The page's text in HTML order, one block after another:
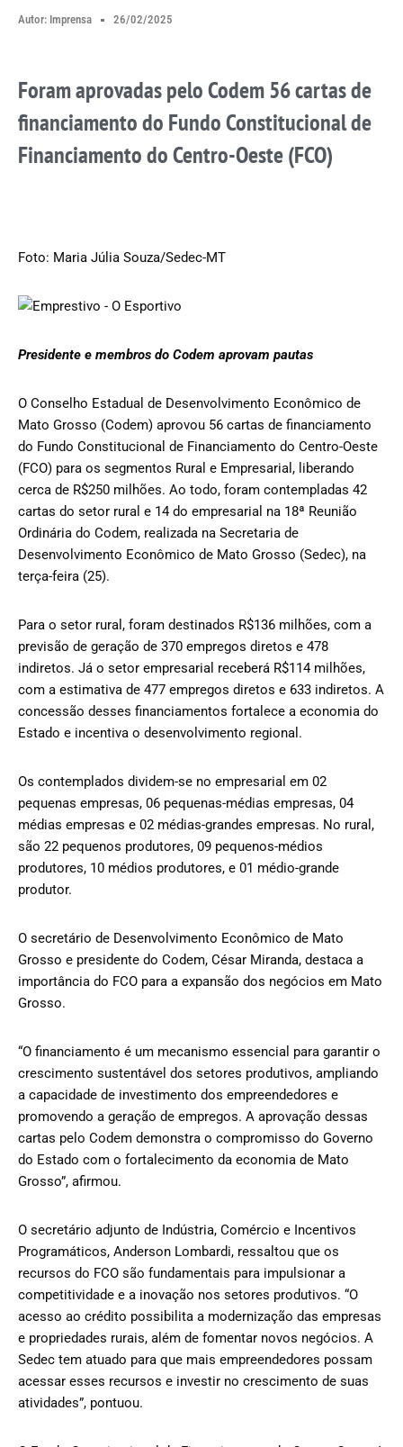
Autor: Imprensa 26/02/2025
Foram aprovadas pelo Codem 56 cartas de
financiamento do Fundo Constitucional de
Financiamento do Centro-Oeste (FCO)
Foto: Maria Júlia Souza/Sedec-MT
Presidente e membros do Codem aprovam pautas
O Conselho Estadual de Desenvolvimento Econômico de
Mato Grosso (Codem) aprovou 56 cartas de financiamento
do Fundo Constitucional de Financiamento do Centro-Oeste
(FCO) para os segmentos Rural e Empresarial, liberando
cerca de R$250 milhões. Ao todo, foram contempladas 42
cartas do setor rural e 14 do empresarial na 18ª Reunião
Ordinária do Codem, realizada na Secretaria de
Desenvolvimento Econômico de Mato Grosso (Sedec), na
terça-feira (25).
Para o setor rural, foram destinados R$136 milhões, com a
previsão de geração de 370 empregos diretos e 478
indiretos. Já o setor empresarial receberá R$114 milhões,
com a estimativa de 477 empregos diretos e 633 indiretos. A
concessão desses financiamentos fortalece a economia do
Estado e incentiva o desenvolvimento regional.
Os contemplados dividem-se no empresarial em 02
pequenas empresas, 06 pequenas-médias empresas, 04
médias empresas e 02 médias-grandes empresas. No rural,
são 22 pequenos produtores, 09 pequenos-médios
produtores, 10 médios produtores, e 01 médio-grande
produtor.
O secretário de Desenvolvimento Econômico de Mato
Grosso e presidente do Codem, César Miranda, destaca a
importância do FCO para a expansão dos negócios em Mato
Grosso.
“O financiamento é um mecanismo essencial para garantir o
crescimento sustentável dos setores produtivos, ampliando
a capacidade de investimento dos empreendedores e
promovendo a geração de empregos. A aprovação dessas
cartas pelo Codem demonstra o compromisso do Governo
do Estado com o fortalecimento da economia de Mato
Grosso”, afirmou.
O secretário adjunto de Indústria, Comércio e Incentivos
Programáticos, Anderson Lombardi, ressaltou que os
recursos do FCO são fundamentais para impulsionar a
competitividade e a inovação nos setores produtivos. “O
acesso ao crédito possibilita a modernização das empresas
e propriedades rurais, além de fomentar novos negócios. A
Sedec tem atuado para que mais empreendedores possam
acessar esses recursos e investir no crescimento de suas
atividades”, pontuou.